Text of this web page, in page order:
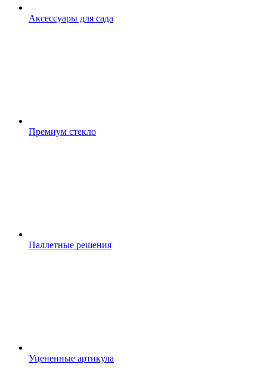
Аксессуары для сада
Премиум стекло
Паллетные решения
Уцененные артикула